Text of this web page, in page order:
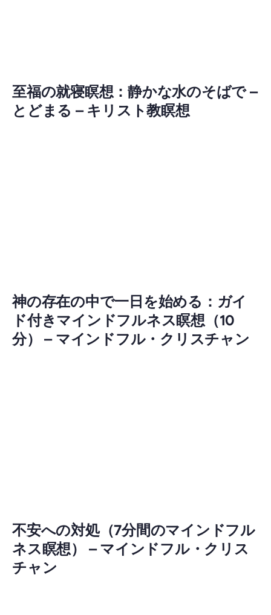
至福の就寝瞑想：静かな水のそばで –
とどまる – キリスト教瞑想
神の存在の中で一日を始める：ガイ
ド付きマインドフルネス瞑想（10
分） – マインドフル・クリスチャン
不安への対処（7分間のマインドフル
ネス瞑想） – マインドフル・クリス
チャン